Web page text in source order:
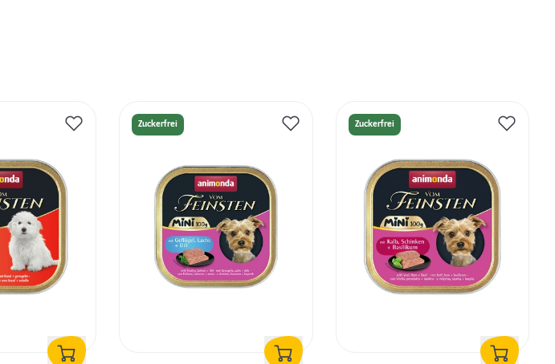
Zuckerfrei Zuckerfrei